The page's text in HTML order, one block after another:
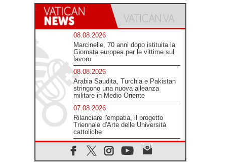
08.08.2026
Marcinelle, 70 anni dopo istituita la
Giornata europea per le vittime sul
lavoro
08.08.2026
Arabia Saudita, Turchia e Pakistan
stringono una nuova alleanza
militare in Medio Oriente
07.08.2026
Rilanciare l'empatia, il progetto
Triennale d'Arte delle Università
cattoliche
07.08.2026
Filippine, il vicariato apostolico di
Calapan diventa diocesi